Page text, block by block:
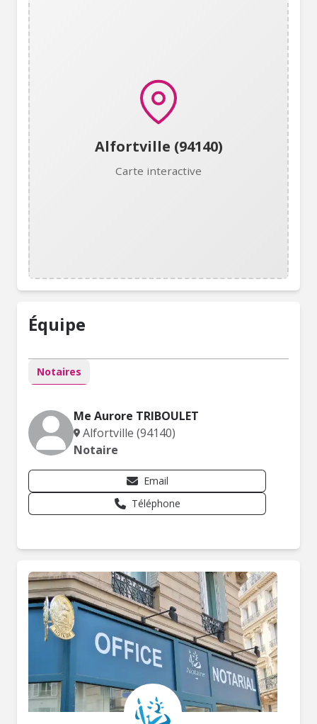
Alfortville (94140)
Carte interactive
Équipe
Notaires
Me Aurore TRIBOULET
Alfortville (94140)
Notaire
Email
Téléphone